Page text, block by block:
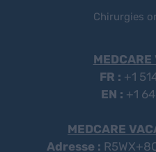
Chirurgies
MEDCARE
FR : +1
EN : +1
MEDCARE
Adresse :